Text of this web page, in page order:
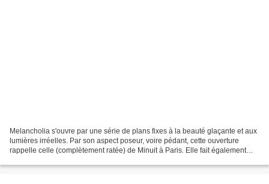
Melancholia s'ouvre par une série de plans fixes à la beauté glaçante et aux
lumières irréelles. Par son aspect poseur, voire pédant, cette ouverture
rappelle celle (complètement ratée) de Minuit à Paris. Elle fait également